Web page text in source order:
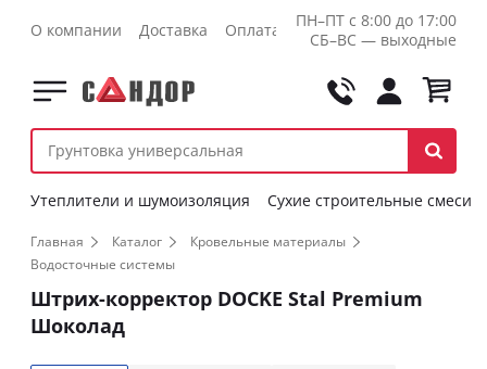
О компании Доставка Оплата Контакты Оптовикам
ПН–ПТ с 8:00 до 17:00
СБ–ВС — выходные
Утеплители и шумоизоляция Сухие строительные смеси
Главная Каталог
Кровельные материалы
Водосточные системы
Штрих-корректор DOCKE Stal Premium
Шоколад